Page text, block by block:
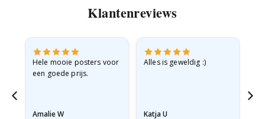
Klantenreviews
Hele mooie posters voor
een goede prijs.
Amalie W
Alles is geweldig :)
Katja U